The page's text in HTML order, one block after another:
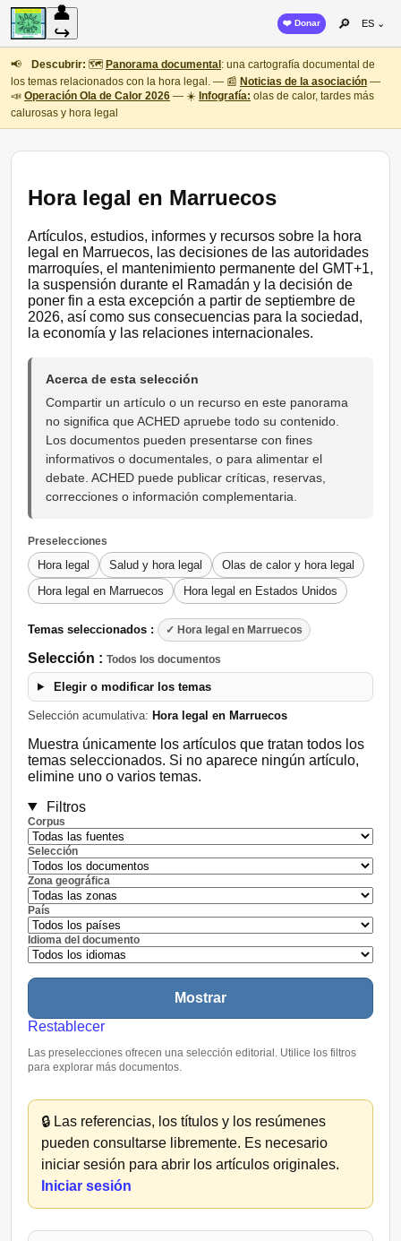
👤
↪
❤️ Donar 🔎 ES ⌄
📢 Descubrir: 🗺️ Panorama documental : una cartografía documental de
los temas relacionados con la hora legal. — 📰 Noticias de la asociación —
📣 Operación Ola de Calor 2026 — ☀️ Infografía: olas de calor, tardes más
calurosas y hora legal
Hora legal en Marruecos
Artículos, estudios, informes y recursos sobre la hora
legal en Marruecos, las decisiones de las autoridades
marroquíes, el mantenimiento permanente del GMT+1,
la suspensión durante el Ramadán y la decisión de
poner fin a esta excepción a partir de septiembre de
2026, así como sus consecuencias para la sociedad,
la economía y las relaciones internacionales.
Acerca de esta selección
Compartir un artículo o un recurso en este panorama
no significa que ACHED apruebe todo su contenido.
Los documentos pueden presentarse con fines
informativos o documentales, o para alimentar el
debate. ACHED puede publicar críticas, reservas,
correcciones o información complementaria.
Preselecciones
Hora legal Salud y hora legal
Olas de calor y hora legal
Hora legal en Marruecos
Hora legal en Estados Unidos
Temas seleccionados : ✓ Hora legal en Marruecos
Selección : Todos los documentos
Elegir o modificar los temas
Selección acumulativa: Hora legal en Marruecos
Muestra únicamente los artículos que tratan todos los
temas seleccionados. Si no aparece ningún artículo,
elimine uno o varios temas.
Filtros
Corpus
Selección
Zona geográfica
País
Idioma del documento
Mostrar
Restablecer
Las preselecciones ofrecen una selección editorial. Utilice los filtros
para explorar más documentos.
🔒 Las referencias, los títulos y los resúmenes
pueden consultarse libremente. Es necesario
iniciar sesión para abrir los artículos originales.
Iniciar sesión